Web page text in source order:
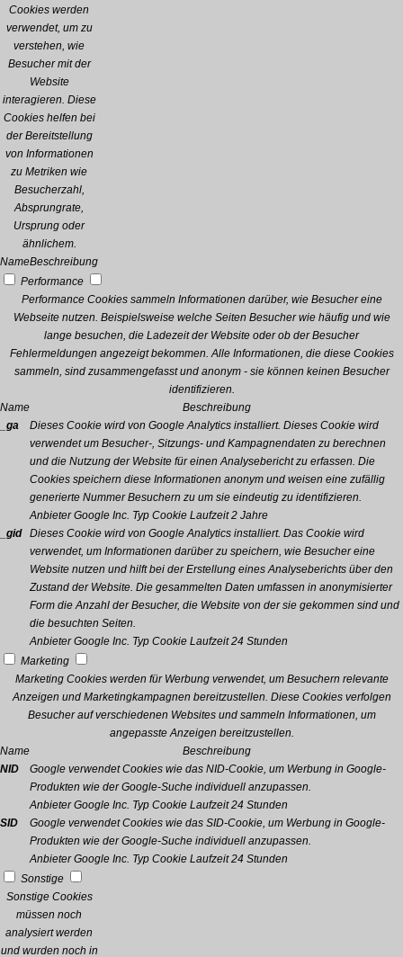
Cookies werden
verwendet, um zu
verstehen, wie
Besucher mit der
Website
interagieren. Diese
Cookies helfen bei
der Bereitstellung
von Informationen
zu Metriken wie
Besucherzahl,
Absprungrate,
Ursprung oder
ähnlichem.
NameBeschreibung
Performance
Performance Cookies sammeln Informationen darüber, wie Besucher eine
Webseite nutzen. Beispielsweise welche Seiten Besucher wie häufig und wie
lange besuchen, die Ladezeit der Website oder ob der Besucher
Fehlermeldungen angezeigt bekommen. Alle Informationen, die diese Cookies
sammeln, sind zusammengefasst und anonym - sie können keinen Besucher
identifizieren.
Name
Beschreibung
_ga
Dieses Cookie wird von Google Analytics installiert. Dieses Cookie wird
verwendet um Besucher-, Sitzungs- und Kampagnendaten zu berechnen
und die Nutzung der Website für einen Analysebericht zu erfassen. Die
Cookies speichern diese Informationen anonym und weisen eine zufällig
generierte Nummer Besuchern zu um sie eindeutig zu identifizieren.
Anbieter Google Inc. Typ Cookie Laufzeit 2 Jahre
_gid
Dieses Cookie wird von Google Analytics installiert. Das Cookie wird
verwendet, um Informationen darüber zu speichern, wie Besucher eine
Website nutzen und hilft bei der Erstellung eines Analyseberichts über den
Zustand der Website. Die gesammelten Daten umfassen in anonymisierter
Form die Anzahl der Besucher, die Website von der sie gekommen sind und
die besuchten Seiten.
Anbieter Google Inc. Typ Cookie Laufzeit 24 Stunden
Marketing
Marketing Cookies werden für Werbung verwendet, um Besuchern relevante
Anzeigen und Marketingkampagnen bereitzustellen. Diese Cookies verfolgen
Besucher auf verschiedenen Websites und sammeln Informationen, um
angepasste Anzeigen bereitzustellen.
Name
Beschreibung
NID
Google verwendet Cookies wie das NID-Cookie, um Werbung in Google-
Produkten wie der Google-Suche individuell anzupassen.
Anbieter Google Inc. Typ Cookie Laufzeit 24 Stunden
SID
Google verwendet Cookies wie das SID-Cookie, um Werbung in Google-
Produkten wie der Google-Suche individuell anzupassen.
Anbieter Google Inc. Typ Cookie Laufzeit 24 Stunden
Sonstige
Sonstige Cookies
müssen noch
analysiert werden
und wurden noch in